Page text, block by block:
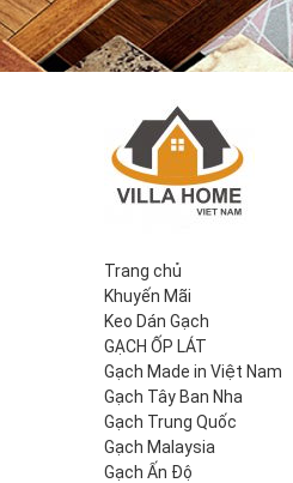
Trang chủ
Khuyến Mãi
Keo Dán Gạch
GẠCH ỐP LÁT
Gạch Made in Việt Nam
Gạch Tây Ban Nha
Gạch Trung Quốc
Gạch Malaysia
Gạch Ấn Độ